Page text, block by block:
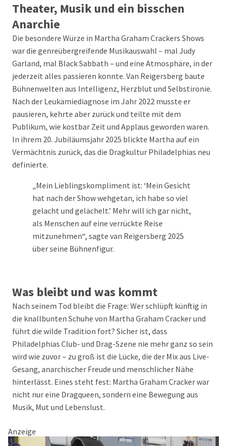
Theater, Musik und ein bisschen
Anarchie
Die besondere Würze in Martha Graham Crackers Shows
war die genreübergreifende Musikauswahl – mal Judy
Garland, mal Black Sabbath – und eine Atmosphäre, in der
jederzeit alles passieren konnte. Van Reigersberg baute
Bühnenwelten aus Intelligenz, Herzblut und Selbstironie.
Nach der Leukämiediagnose im Jahr 2022 musste er
pausieren, kehrte aber zurück und teilte mit dem
Publikum, wie kostbar Zeit und Applaus geworden waren.
In ihrem 20. Jubiläumsjahr 2025 blickte Martha auf ein
Vermächtnis zurück, das die Dragkultur Philadelphias neu
definierte.
„Mein Lieblingskompliment ist: ‘Mein Gesicht
hat nach der Show wehgetan, ich habe so viel
gelacht und gelächelt.’ Mehr will ich gar nicht,
als Menschen auf eine verrückte Reise
mitzunehmen“, sagte van Reigersberg 2025
über seine Bühnenfigur.
Was bleibt und was kommt
Nach seinem Tod bleibt die Frage: Wer schlüpft künftig in
die knallbunten Schuhe von Martha Graham Cracker und
führt die wilde Tradition fort? Sicher ist, dass
Philadelphias Club- und Drag-Szene nie mehr ganz so sein
wird wie zuvor – zu groß ist die Lücke, die der Mix aus Live-
Gesang, anarchischer Freude und menschlicher Nähe
hinterlässt. Eines steht fest: Martha Graham Cracker war
nicht nur eine Dragqueen, sondern eine Bewegung aus
Musik, Mut und Lebenslust.
Anzeige